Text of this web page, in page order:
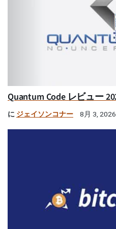
Quantum Code レビュー
に ジェイソンコナー 8月 3, 2026